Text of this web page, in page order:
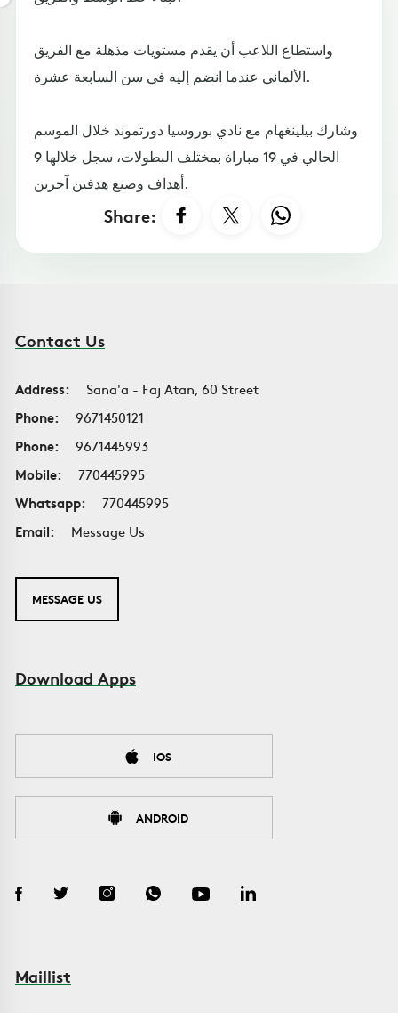
واستطاع اللاعب أن يقدم مستويات مذهلة مع الفريق
الألماني عندما انضم إليه في سن السابعة عشرة.
وشارك بيلينغهام مع نادي بوروسيا دورتموند خلال الموسم
الحالي في 19 مباراة بمختلف البطولات، سجل خلالها 9
أهداف وصنع هدفين آخرين.
Share:
Contact Us
Address:
Sana'a - Faj Atan, 60 Street
Phone:
9671450121
Phone:
9671445993
Mobile:
770445995
Whatsapp:
770445995
Email:
Message Us
MESSAGE US
Download Apps
IOS
ANDROID
Maillist